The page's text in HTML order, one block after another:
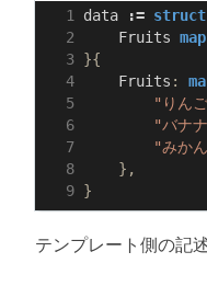
data := struct
Fruits map
}{
Fruits :
"りん
"バナ
"みか
},
}
テンプレート側の記